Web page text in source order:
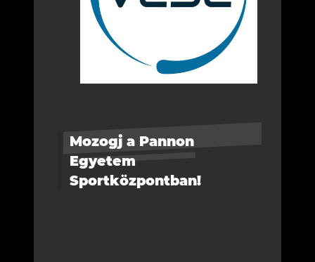
Mozogj a Pannon
Egyetem
Sportközpontban!